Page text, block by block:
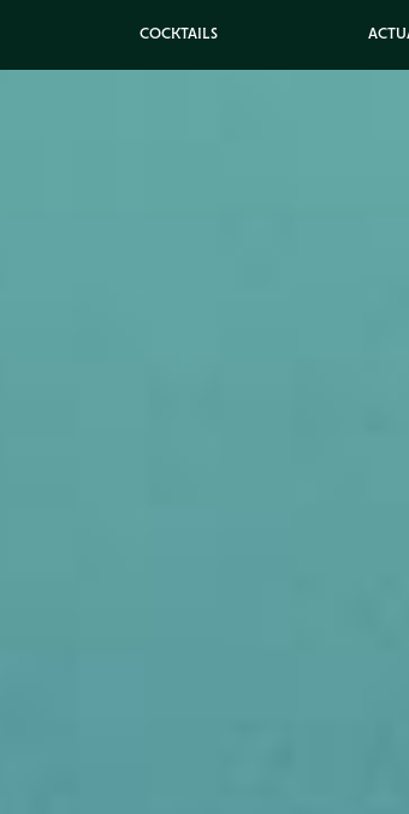
COCKTAILS